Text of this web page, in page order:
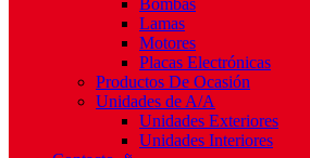
Bombas
Lamas
Motores
Placas Electrónicas
Productos De Ocasión
Unidades de A/A
Unidades Exteriores
Unidades Interiores